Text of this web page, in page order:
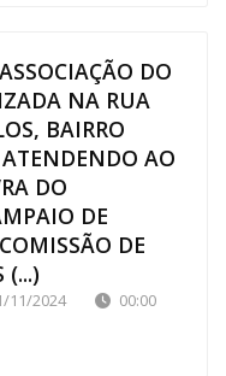
DO
NA RUA
BAIRRO
AO
DO
DE
DE
(...)
11/2024
00:00